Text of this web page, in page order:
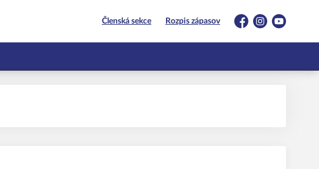
Členská sekce Rozpis zápasov
FacebookInstagramYouTube